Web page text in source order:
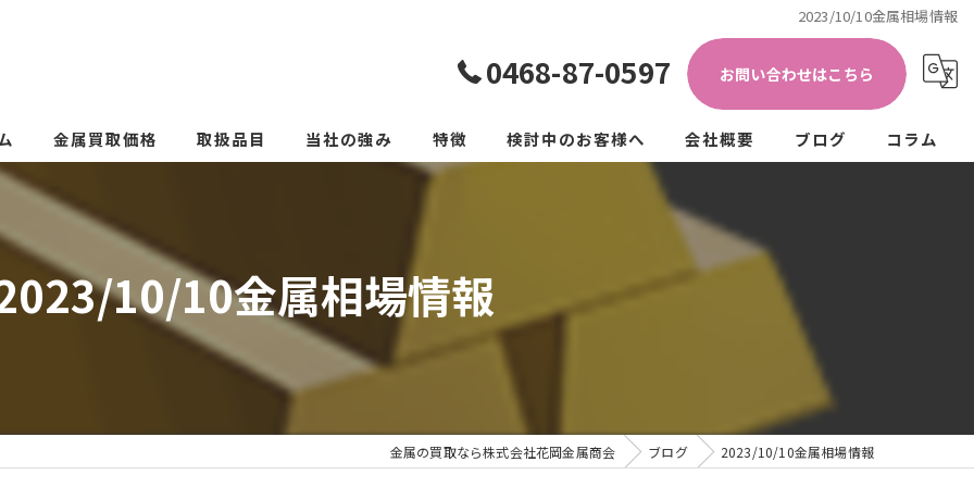
2023/10/10金属相場情報
0468-87-0597 お問い合わせはこちら
金属買取価格 取扱品目 当社の強み 特徴
価格
検討中のお客様へ 会社概要 ブログ コラム
10/10金属相場情報
金属の買取なら株式会社花岡金属商会 ブログ 2023/10/10金属相場情報